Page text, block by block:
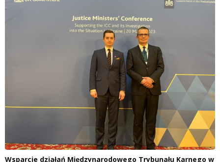
Wsparcie działań Międzynarodowego Trybunału Karnego w